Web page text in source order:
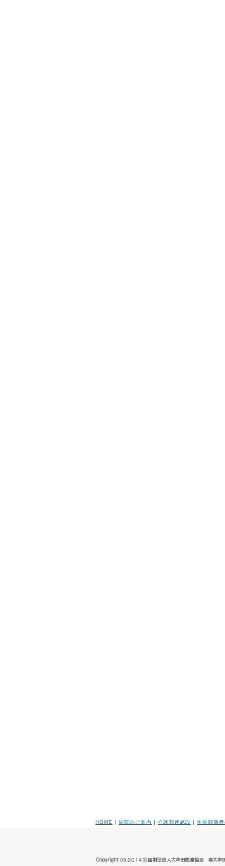
HOME | 病院のご案内 | 介護関連施設 | 医療関係